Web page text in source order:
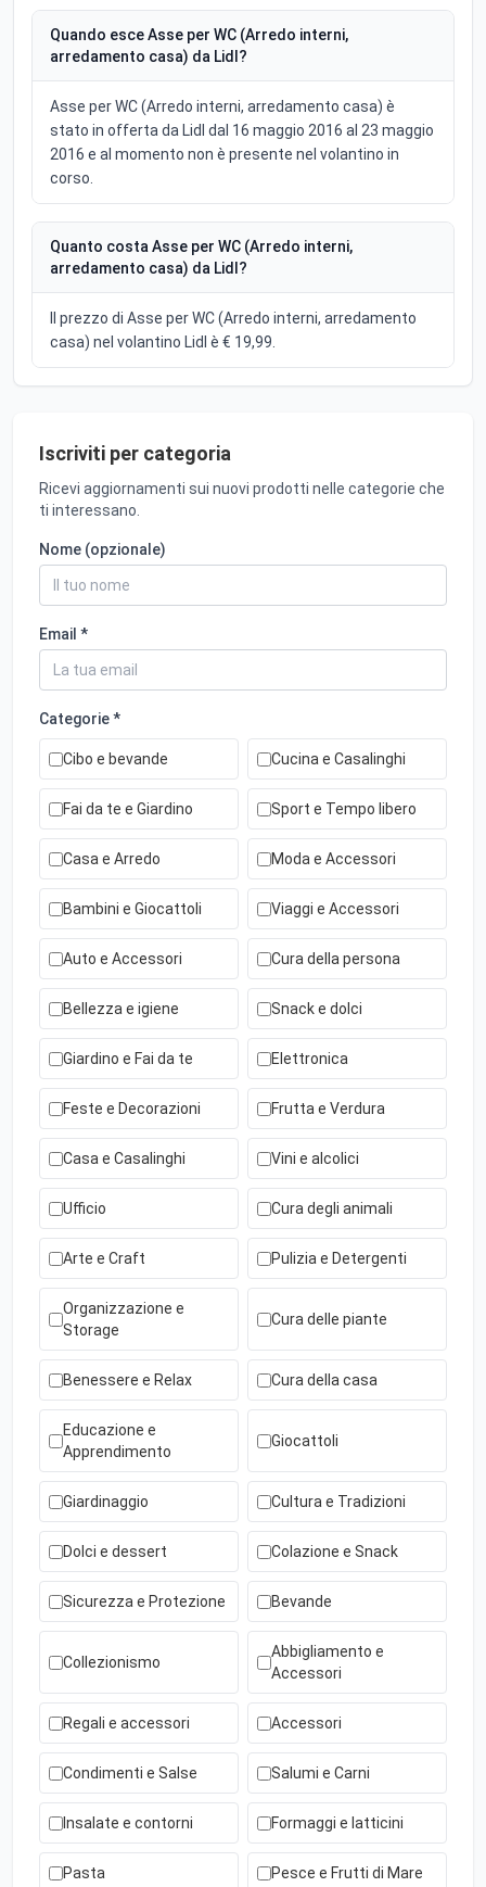
Quando esce Asse per WC (Arredo interni,
arredamento casa) da Lidl?
Asse per WC (Arredo interni, arredamento casa) è
stato in offerta da Lidl dal 16 maggio 2016 al 23 maggio
2016 e al momento non è presente nel volantino in
corso.
Quanto costa Asse per WC (Arredo interni,
arredamento casa) da Lidl?
Il prezzo di Asse per WC (Arredo interni, arredamento
casa) nel volantino Lidl è € 19,99.
Iscriviti per categoria
Ricevi aggiornamenti sui nuovi prodotti nelle categorie che
ti interessano.
Nome (opzionale)
Email *
Categorie *
Cibo e bevande Cucina e Casalinghi
Fai da te e Giardino Sport e Tempo libero
Casa e Arredo Moda e Accessori
Bambini e Giocattoli Viaggi e Accessori
Auto e Accessori Cura della persona
Bellezza e igiene Snack e dolci
Giardino e Fai da te Elettronica
Feste e Decorazioni Frutta e Verdura
Casa e Casalinghi Vini e alcolici
Ufficio Cura degli animali
Arte e Craft Pulizia e Detergenti
Organizzazione e
Storage
Cura delle piante
Benessere e Relax Cura della casa
Educazione e
Apprendimento
Giocattoli
Giardinaggio Cultura e Tradizioni
Dolci e dessert Colazione e Snack
Sicurezza e Protezione Bevande
Collezionismo
Abbigliamento e
Accessori
Regali e accessori Accessori
Condimenti e Salse Salumi e Carni
Insalate e contorni Formaggi e latticini
Pasta Pesce e Frutti di Mare